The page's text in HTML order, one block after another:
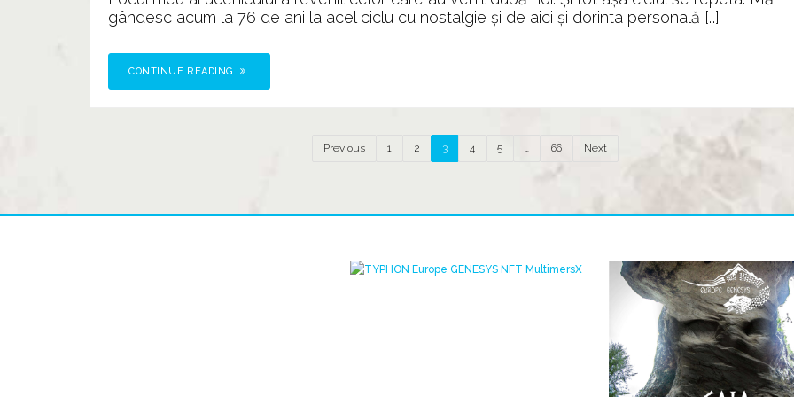
gândesc acum la 76 de ani la acel ciclu cu nostalgie și de aici și dorinta personală […]
CONTINUE READING
Previous 1 2 3 4 5 … 66 Next